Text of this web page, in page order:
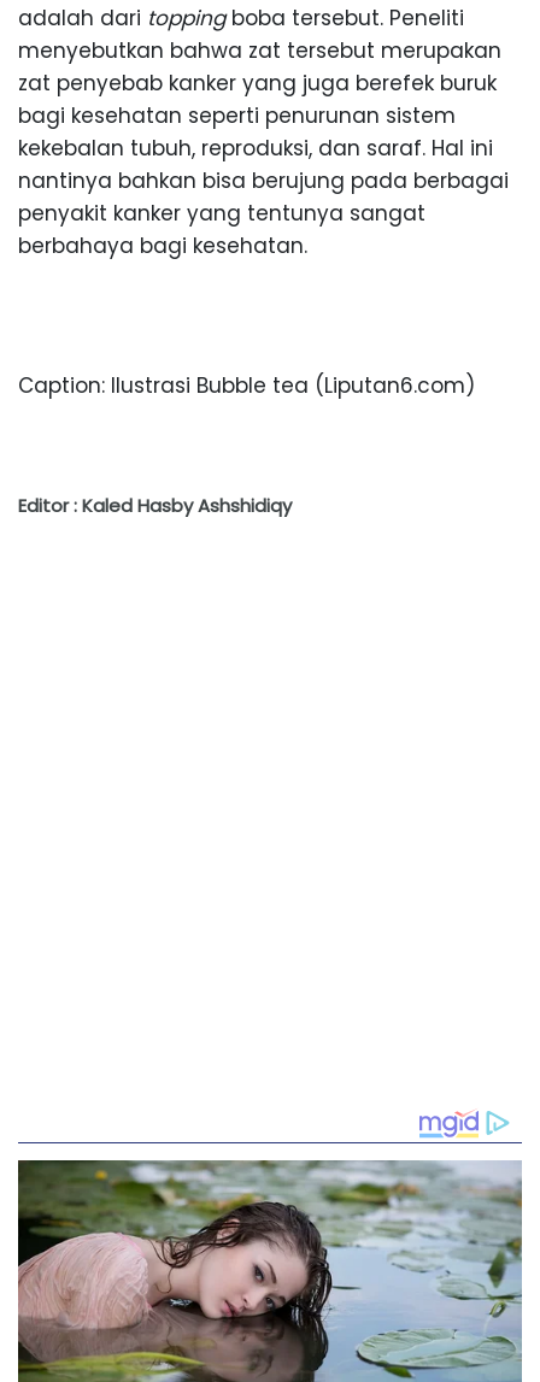
adalah dari toppingboba tersebut. Peneliti
menyebutkan bahwa zat tersebut merupakan
zat penyebab kanker yang juga berefek buruk
bagi kesehatan seperti penurunan sistem
kekebalan tubuh, reproduksi, dan saraf. Hal ini
nantinya bahkan bisa berujung pada berbagai
penyakit kanker yang tentunya sangat
berbahaya bagi kesehatan.
Caption: Ilustrasi Bubble tea (Liputan6.com)
Editor : Kaled Hasby Ashshidiqy